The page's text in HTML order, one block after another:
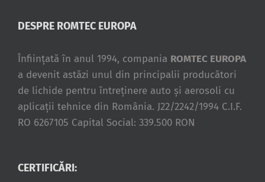
DESPRE ROMTEC EUROPA
Înfiinţată în anul 1994, compania ROMTEC EUROPA
a devenit astăzi unul din principalii producători
de lichide pentru întreţinere auto şi aerosoli cu
aplicaţii tehnice din România. J22/2242/1994 C.I.F.
RO 6267105 Capital Social: 339.500 RON
CERTIFICĂRI: